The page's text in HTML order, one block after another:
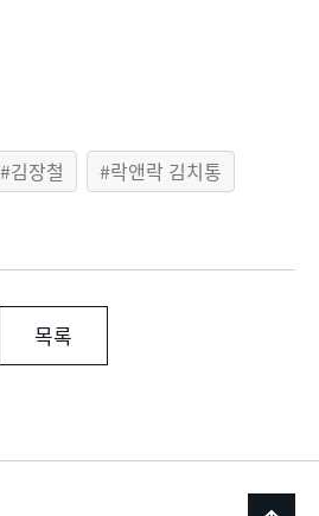
김장철
락앤락 김치통
목록